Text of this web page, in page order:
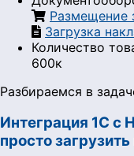
Размещение
Загрузка
Количество
600к
Разбираемся в
Интеграция 1С с
просто